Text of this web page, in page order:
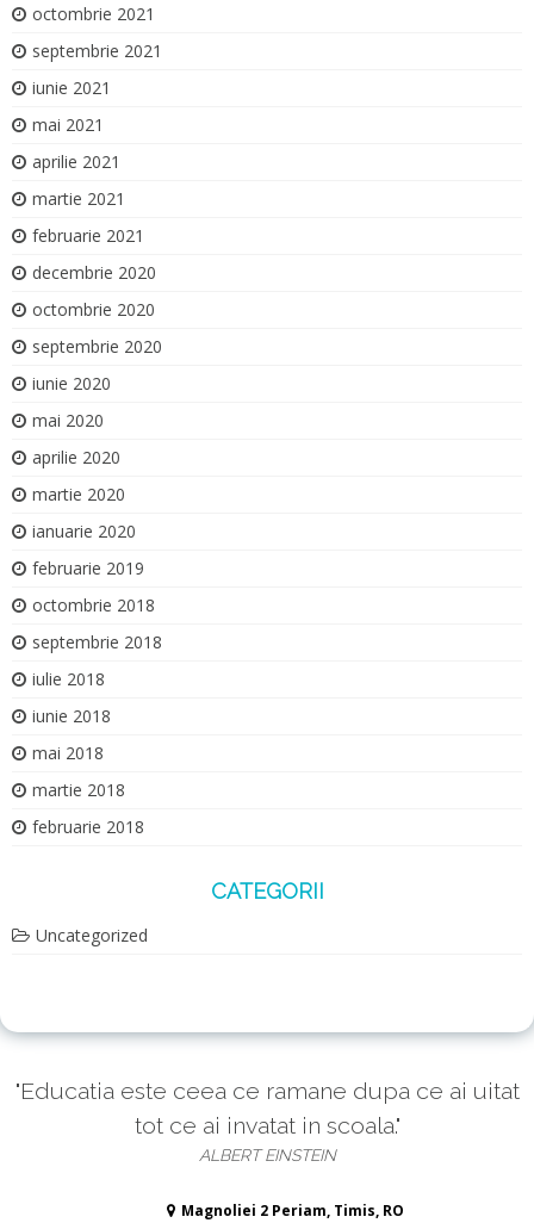
octombrie 2021
septembrie 2021
iunie 2021
mai 2021
aprilie 2021
martie 2021
februarie 2021
decembrie 2020
octombrie 2020
septembrie 2020
iunie 2020
mai 2020
aprilie 2020
martie 2020
ianuarie 2020
februarie 2019
octombrie 2018
septembrie 2018
iulie 2018
iunie 2018
mai 2018
martie 2018
februarie 2018
CATEGORII
Uncategorized
"Educatia este ceea ce ramane dupa ce ai uitat
tot ce ai invatat in scoala."
ALBERT EINSTEIN
Magnoliei 2 Periam, Timis, RO